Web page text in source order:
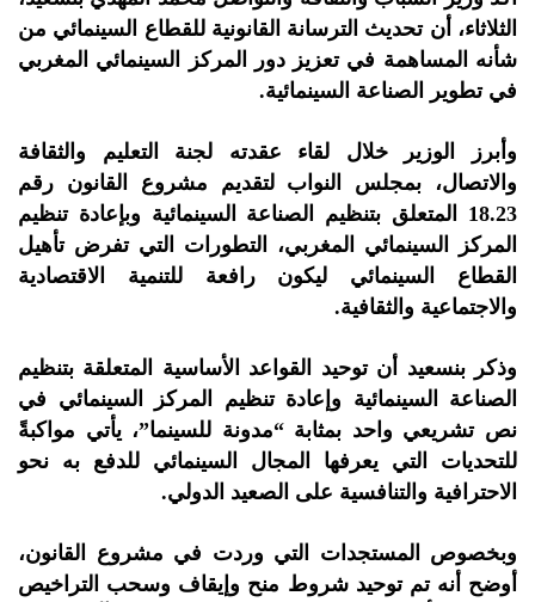
الثلاثاء، أن تحديث الترسانة القانونية للقطاع السينمائي من
شأنه المساهمة في تعزيز دور المركز السينمائي المغربي
في تطوير الصناعة السينمائية.
وأبرز الوزير خلال لقاء عقدته لجنة التعليم والثقافة
والاتصال، بمجلس النواب لتقديم مشروع القانون رقم
18.23 المتعلق بتنظيم الصناعة السينمائية وبإعادة تنظيم
المركز السينمائي المغربي، التطورات التي تفرض تأهيل
القطاع السينمائي ليكون رافعة للتنمية الاقتصادية
والاجتماعية والثقافية.
وذكر بنسعيد أن توحيد القواعد الأساسية المتعلقة بتنظيم
الصناعة السينمائية وإعادة تنظيم المركز السينمائي في
نص تشريعي واحد بمثابة “مدونة للسينما”، يأتي مواكبةً
للتحديات التي يعرفها المجال السينمائي للدفع به نحو
الاحترافية والتنافسية على الصعيد الدولي.
وبخصوص المستجدات التي وردت في مشروع القانون،
أوضح أنه تم توحيد شروط منح وإيقاف وسحب التراخيص